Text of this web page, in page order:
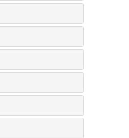
する
ン
に変換
成
ットでの作業
ド
プ (3D LUT)
ーン
クト除去